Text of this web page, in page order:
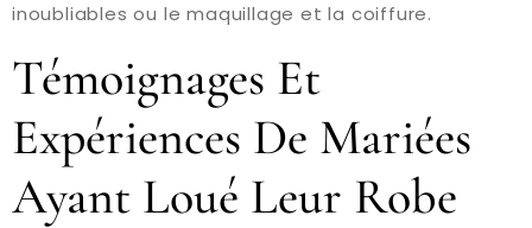
inoubliables ou le maquillage et la coiffure.
Témoignages Et
Expériences De Mariées
Ayant Loué Leur Robe